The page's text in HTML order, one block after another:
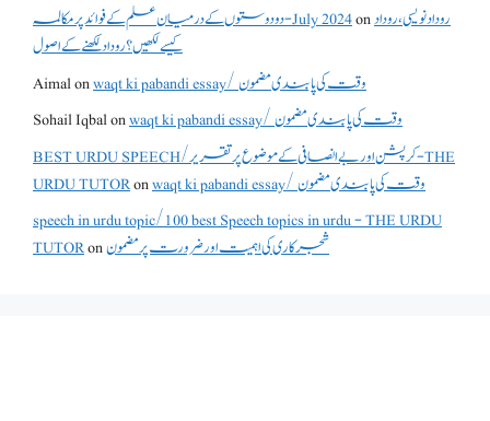
دو دوستوں کے درمیان علم کے فوائد پر مکالمہ - July 2024onروداد نویسی ،روداد
کیسے لکھیں؟ روداد لکھنے کے اصول
Aimalon
waqt ki pabandi essay/ وقت کی پابندی مضمون
Sohail Iqbalon
waqt ki pabandi essay/ وقت کی پابندی مضمون
BEST URDU SPEECH/کرپشن اور بے انصافی کے موضوع پر تقریر - THE
URDU TUTORon
waqt ki pabandi essay/ وقت کی پابندی مضمون
speech in urdu topic/100 best Speech topics in urdu - THE URDU
TUTORonشجرکاری کی اہمیت اور ضرورت پر مضمون